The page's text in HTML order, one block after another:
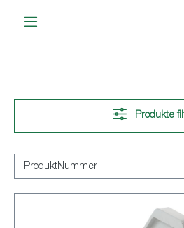
Produkte